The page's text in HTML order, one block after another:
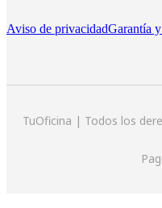
Aviso de privacidadGarantía
TuOficina | Todos los